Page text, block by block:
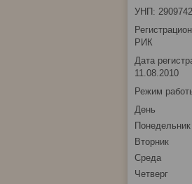
УНП:
РИК
Дата
11.08.2010
Режим
День
Понедельник
Вторник
Среда
Четверг